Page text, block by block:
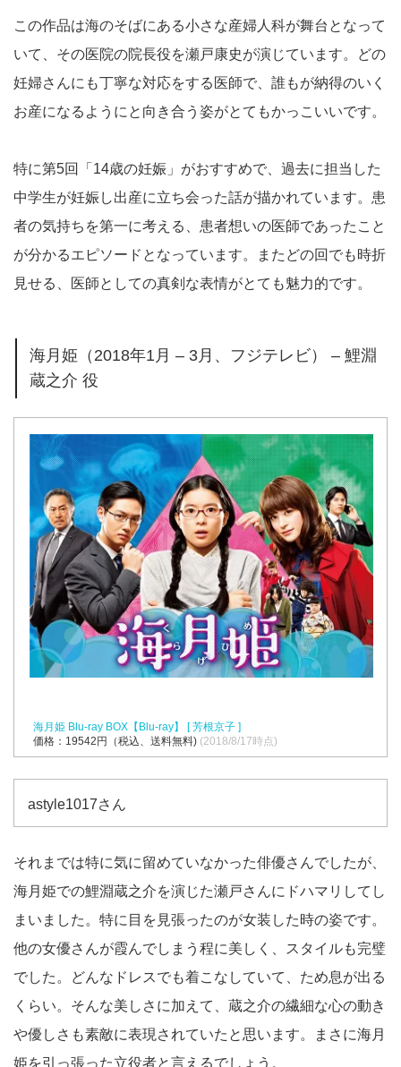
この作品は海のそばにある小さな産婦人科が舞台となって
いて、その医院の院長役を瀬戸康史が演じています。どの
妊婦さんにも丁寧な対応をする医師で、誰もが納得のいく
お産になるようにと向き合う姿がとてもかっこいいです。
特に第5回「14歳の妊娠」がおすすめで、過去に担当した
中学生が妊娠し出産に立ち会った話が描かれています。患
者の気持ちを第一に考える、患者想いの医師であったこと
が分かるエピソードとなっています。またどの回でも時折
見せる、医師としての真剣な表情がとても魅力的です。
海月姫（2018年1月 – 3月、フジテレビ） – 鯉淵
蔵之介 役
海月姫 Blu-ray BOX【Blu-ray】 [ 芳根京子 ]
価格：19542円（税込、送料無料) (2018/8/17時点)
astyle1017さん
それまでは特に気に留めていなかった俳優さんでしたが、
海月姫での鯉淵蔵之介を演じた瀬戸さんにドハマリしてし
まいました。特に目を見張ったのが女装した時の姿です。
他の女優さんが霞んでしまう程に美しく、スタイルも完璧
でした。どんなドレスでも着こなしていて、ため息が出る
くらい。そんな美しさに加えて、蔵之介の繊細な心の動き
や優しさも素敵に表現されていたと思います。まさに海月
姫を引っ張った立役者と言えるでしょう。